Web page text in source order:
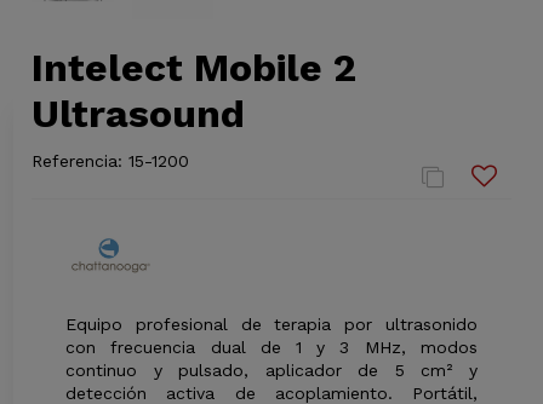
Intelect Mobile 2
Ultrasound
Referencia: 15-1200
Equipo profesional de terapia por ultrasonido
con frecuencia dual de 1 y 3 MHz, modos
continuo y pulsado, aplicador de 5 cm² y
detección activa de acoplamiento. Portátil,